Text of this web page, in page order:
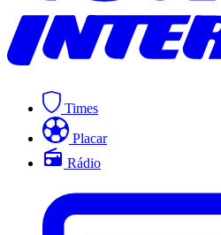
Times
Placar
Rádio